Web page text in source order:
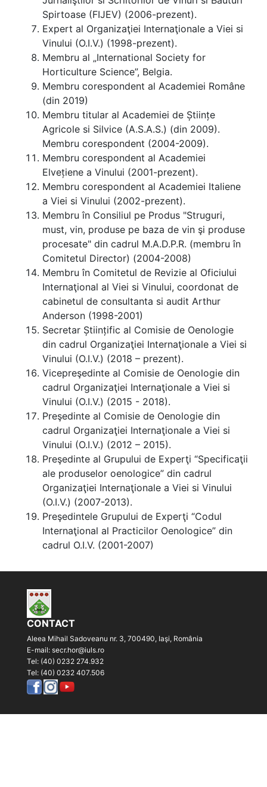
Spirtoase (FIJEV) (2006-prezent).
Expert al Organizaţiei Internaţionale a Viei si
Vinului (O.I.V.) (1998-prezent).
Membru al „International Society for
Horticulture Science”, Belgia.
Membru corespondent al Academiei Române
(din 2019)
Membru titular al Academiei de Științe
Agricole si Silvice (A.S.A.S.) (din 2009).
Membru corespondent (2004-2009).
Membru corespondent al Academiei
Elvețiene a Vinului (2001-prezent).
Membru corespondent al Academiei Italiene
a Viei si Vinului (2002-prezent).
Membru în Consiliul pe Produs "Struguri,
must, vin, produse pe baza de vin şi produse
procesate" din cadrul M.A.D.P.R. (membru în
Comitetul Director) (2004-2008)
Membru în Comitetul de Revizie al Oficiului
Internaţional al Viei si Vinului, coordonat de
cabinetul de consultanta si audit Arthur
Anderson (1998-2001)
Secretar Științific al Comisie de Oenologie
din cadrul Organizaţiei Internaţionale a Viei si
Vinului (O.I.V.) (2018 – prezent).
Vicepreşedinte al Comisie de Oenologie din
cadrul Organizaţiei Internaţionale a Viei si
Vinului (O.I.V.) (2015 - 2018).
Preşedinte al Comisie de Oenologie din
cadrul Organizaţiei Internaţionale a Viei si
Vinului (O.I.V.) (2012 – 2015).
Preşedinte al Grupului de Experţi “Specificaţii
ale produselor oenologice” din cadrul
Organizaţiei Internaţionale a Viei si Vinului
(O.I.V.) (2007-2013).
Preşedintele Grupului de Experţi “Codul
Internaţional al Practicilor Oenologice” din
cadrul O.I.V. (2001-2007)
CONTACT
Aleea Mihail Sadoveanu nr. 3, 700490, Iaşi, România
E-mail: secr.hor@iuls.ro
Tel: (40) 0232 274.932
Tel: (40) 0232 407.506